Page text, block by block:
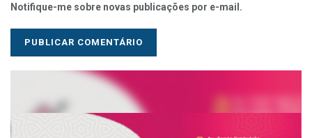
Notifique-me sobre novas publicações por e-mail.